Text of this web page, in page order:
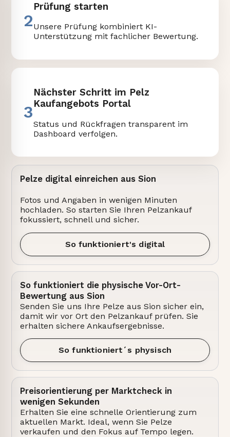
2
Prüfung starten
Unsere Prüfung kombiniert KI-
Unterstützung mit fachlicher Bewertung.
3
Nächster Schritt im Pelz
Kaufangebots Portal
Status und Rückfragen transparent im
Dashboard verfolgen.
Pelze digital einreichen aus Sion
Fotos und Angaben in wenigen Minuten
hochladen. So starten Sie Ihren Pelzankauf
fokussiert, schnell und sicher.
So funktioniert's digital
So funktioniert die physische Vor-Ort-
Bewertung aus Sion
Senden Sie uns Ihre Pelze aus Sion sicher ein,
damit wir vor Ort den Pelzankauf prüfen. Sie
erhalten sichere Ankaufsergebnisse.
So funktioniert´s physisch
Preisorientierung per Marktcheck in
wenigen Sekunden
Erhalten Sie eine schnelle Orientierung zum
aktuellen Markt. Ideal, wenn Sie Pelze
verkaufen und den Fokus auf Tempo legen.